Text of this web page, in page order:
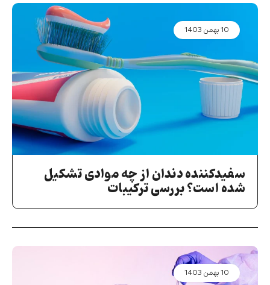
10 بهمن 1403
سفیدکننده دندان از چه موادی تشکیل
شده است؟ بررسی ترکیبات
10 بهمن 1403